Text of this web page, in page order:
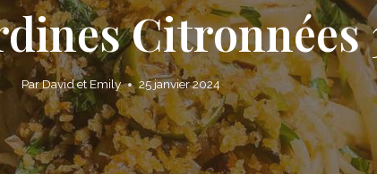
ParDavid et Emily 25 janvier 2024